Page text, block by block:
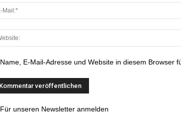
Name, E-Mail-Adresse und Website in diesem Browser
Für unseren Newsletter anmelden